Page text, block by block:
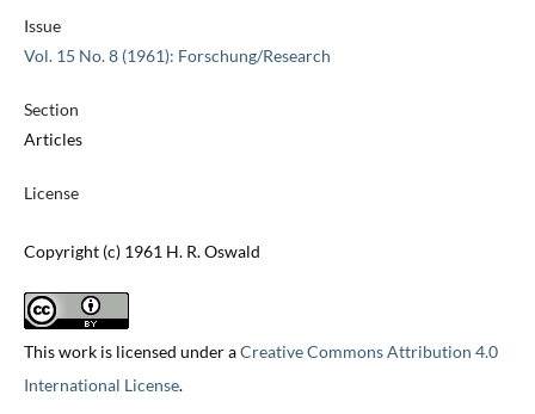
Issue
Vol. 15 No. 8 (1961): Forschung/Research
Section
Articles
License
Copyright (c) 1961 H. R. Oswald
This work is licensed under aCreative Commons Attribution 4.0
International License.